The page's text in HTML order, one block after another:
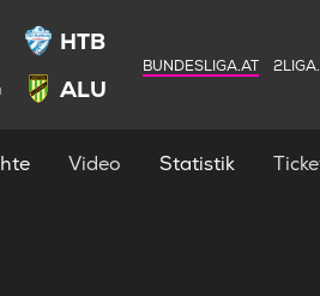
HTB
ALU
BUNDESLIGA.AT
Video Statistik